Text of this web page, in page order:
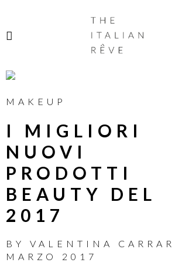
ITALIAN
RÊVE
MAKEUP
I MIGLIORI
NUOVI
PRODOTTI
BEAUTY DEL
2017
BY VALENTINA
MARZO 2017